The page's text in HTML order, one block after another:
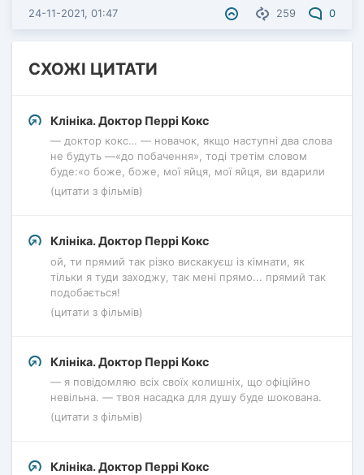
259 0
24-11-2021, 01:47
СХОЖІ ЦИТАТИ
Клініка. Доктор Перрі Кокс
— доктор кокс… — новачок, якщо наступні два слова
не будуть —«до побачення», тоді третім словом
буде:«о боже, боже, мої яйця, мої яйця, ви вдарили
(цитати з фільмів)
Клініка. Доктор Перрі Кокс
ой, ти прямий так різко вискакуєш із кімнати, як
тільки я туди заходжу, так мені прямо... прямий так
подобається!
(цитати з фільмів)
Клініка. Доктор Перрі Кокс
— я повідомляю всіх своїх колишніх, що офіційно
невільна. — твоя насадка для душу буде шокована.
(цитати з фільмів)
Клініка. Доктор Перрі Кокс